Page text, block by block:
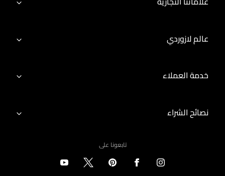
عالم لازوردي
خدمة العملاء
نصائح الشراء
تابعونا على